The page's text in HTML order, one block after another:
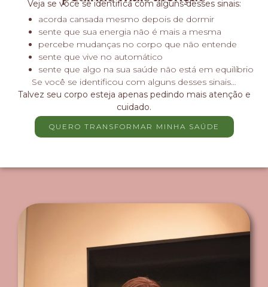
Veja se você se identifica com alguns desses sinais:
acorda cansada mesmo depois de dormir
sente que sua energia não é mais a mesma
percebe mudanças no corpo que não entende
sente que vive no automático
sente que algo na sua saúde não está em equilíbrio
Se você se identificou com alguns desses sinais…
Talvez seu corpo esteja apenas pedindo mais atenção e
cuidado.
QUERO TRANSFORMAR MINHA SAÚDE